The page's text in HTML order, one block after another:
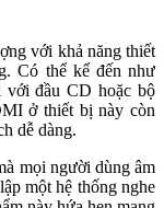
với khả năng thiết
Có thể kể đến như
với đầu CD hoặc bộ
ở thiết bị này còn
dễ dàng.
mọi người dùng âm
một hệ thống nghe